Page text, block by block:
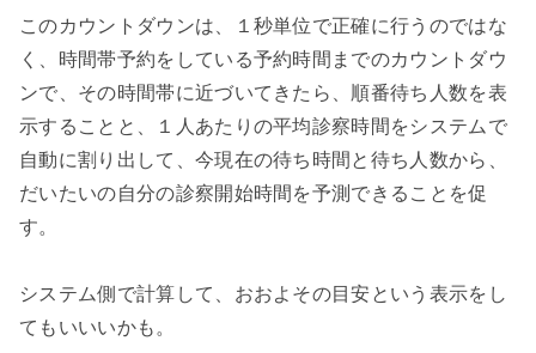
このカウントダウンは、１秒単位で正確に行うのではな
く、時間帯予約をしている予約時間までのカウントダウ
ンで、その時間帯に近づいてきたら、順番待ち人数を表
示することと、１人あたりの平均診察時間をシステムで
自動に割り出して、今現在の待ち時間と待ち人数から、
だいたいの自分の診察開始時間を予測できることを促
す。
システム側で計算して、おおよその目安という表示をし
てもいいいかも。